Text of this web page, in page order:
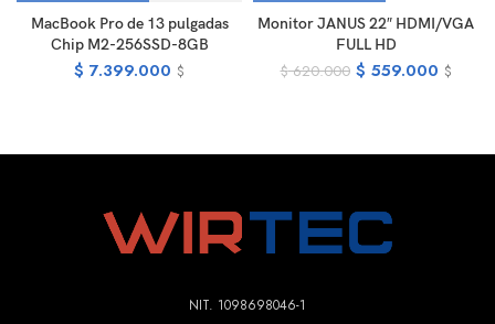
MacBook Pro de 13 pulgadas
Chip M2-256SSD-8GB
$ 7.399.000 $
Monitor JANUS 22″ HDMI/VGA
FULL HD
$620.000 $ 559.000 $
NIT. 1098698046-1